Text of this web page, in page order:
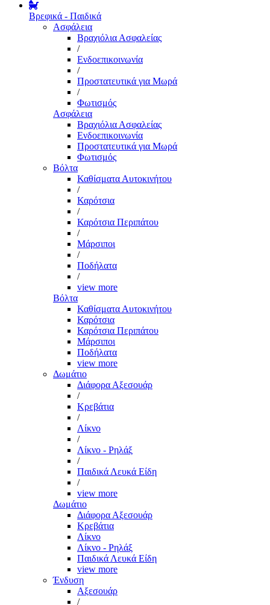
Βρεφικά - Παιδικά
Ασφάλεια
Βραχιόλια Ασφαλείας
/
Ενδοεπικοινωνία
/
Προστατευτικά για Μωρά
/
Φωτισμός
Ασφάλεια
Βραχιόλια Ασφαλείας
Ενδοεπικοινωνία
Προστατευτικά για Μωρά
Φωτισμός
Βόλτα
Καθίσματα Αυτοκινήτου
/
Καρότσια
/
Καρότσια Περιπάτου
/
Μάρσιποι
/
Ποδήλατα
/
view more
Βόλτα
Καθίσματα Αυτοκινήτου
Καρότσια
Καρότσια Περιπάτου
Μάρσιποι
Ποδήλατα
view more
Δωμάτιο
Διάφορα Αξεσουάρ
/
Κρεβάτια
/
Λίκνο
/
Λίκνο - Ρηλάξ
/
Παιδικά Λευκά Είδη
/
view more
Δωμάτιο
Διάφορα Αξεσουάρ
Κρεβάτια
Λίκνο
Λίκνο - Ρηλάξ
Παιδικά Λευκά Είδη
view more
Ένδυση
Αξεσουάρ
/